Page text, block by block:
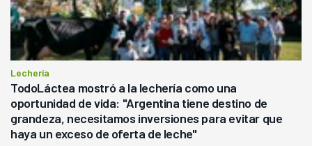
Lechería
TodoLáctea mostró a la lechería como una
oportunidad de vida: "Argentina tiene destino de
grandeza, necesitamos inversiones para evitar que
haya un exceso de oferta de leche"